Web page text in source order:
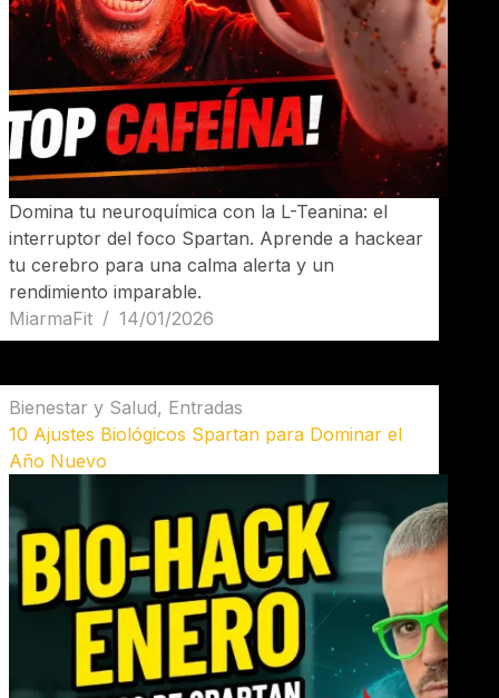
Domina tu neuroquímica con la L-Teanina: el
interruptor del foco Spartan. Aprende a hackear
tu cerebro para una calma alerta y un
rendimiento imparable.
MiarmaFit
14/01/2026
Bienestar y Salud, Entradas
10 Ajustes Biológicos Spartan para Dominar el
Año Nuevo